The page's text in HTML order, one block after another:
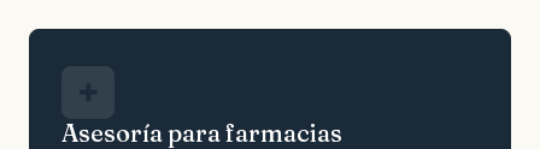
Asesoría para farmacias